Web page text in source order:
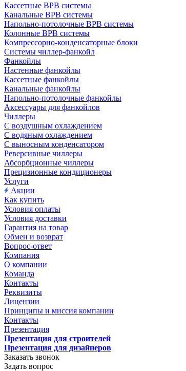
Кассетные ВРВ системы
Канальные ВРВ системы
Напольно-потолочные ВРВ системы
Колонные ВРВ системы
Компрессорно-конденсаторные блоки
Системы чиллер-фанкойл
Фанкойлы
Настенные фанкойлы
Кассетные фанкойлы
Канальные фанкойлы
Напольно-потолочные фанкойлы
Аксессуары для фанкойлов
Чиллеры
С воздушным охлаждением
С водяным охлаждением
С выносным конденсатором
Реверсивные чиллеры
Абсорбционные чиллеры
Прецизионные кондиционеры
Услуги
Акции
Как купить
Условия оплаты
Условия доставки
Гарантия на товар
Обмен и возврат
Вопрос-ответ
Компания
О компании
Команда
Контакты
Реквизиты
Лицензии
Принципы и миссия компании
Контакты
Презентация
Презентация для строителей
Презентация для дизайнеров
Заказать звонок
Задать вопрос